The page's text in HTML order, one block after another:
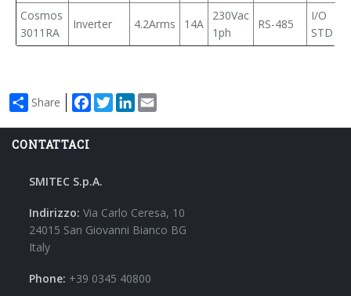
Cosmos
3011RA
Inverter 4.2Arms 14A
230Vac
1ph
RS-485
I/O
STD
Share Facebook
TwitterLinkedIn
CONTATTACI
SMITEC S.p.A.
Indirizzo: Via Carlo Ceresa, 10
24015 San Giovanni Bianco BG
Italy
Phone: +39 0345 40800